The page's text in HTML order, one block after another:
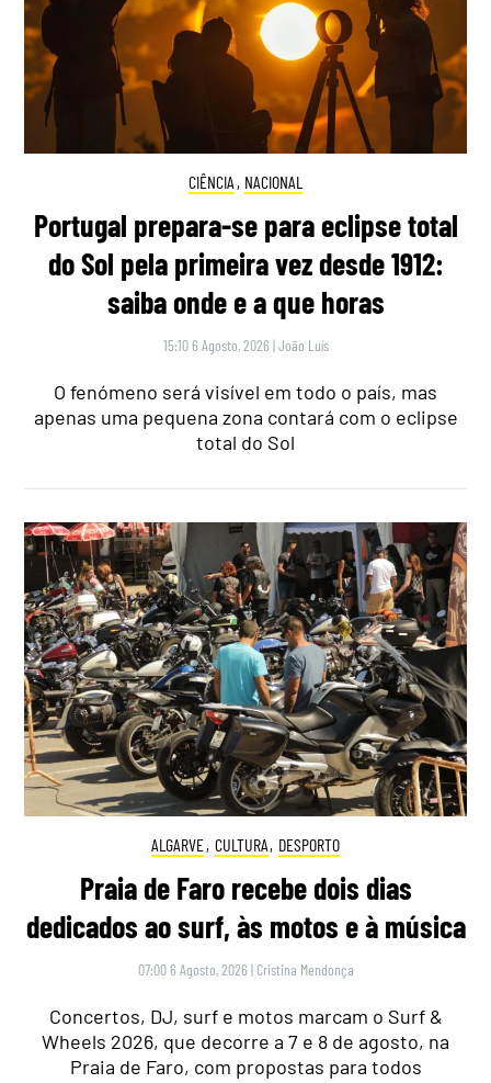
CIÊNCIA , NACIONAL
Portugal prepara-se para eclipse total
do Sol pela primeira vez desde 1912:
saiba onde e a que horas
15:10 6 Agosto, 2026 |João Luís
O fenómeno será visível em todo o país, mas
apenas uma pequena zona contará com o eclipse
total do Sol
ALGARVE, CULTURA, DESPORTO
Praia de Faro recebe dois dias
dedicados ao surf, às motos e à música
07:00 6 Agosto, 2026 | Cristina Mendonça
Concertos, DJ, surf e motos marcam o Surf &
Wheels 2026, que decorre a 7 e 8 de agosto, na
Praia de Faro, com propostas para todos